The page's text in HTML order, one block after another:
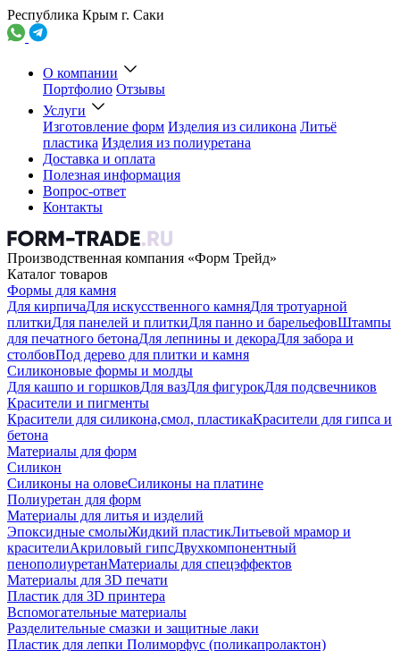
Республика Крым г. Саки
О компании
Портфолио Отзывы
Услуги
Изготовление форм Изделия из силикона Литьё
пластика Изделия из полиуретана
Доставка и оплата
Полезная информация
Вопрос-ответ
Контакты
Производственная компания «Форм Трейд»
Каталог товаров
Формы для камня
Для кирпичаДля искусственного камняДля тротуарной
плиткиДля панелей и плиткиДля панно и барельефовШтампы
для печатного бетонаДля лепнины и декораДля забора и
столбовПод дерево для плитки и камня
Силиконовые формы и молды
Для кашпо и горшковДля вазДля фигурокДля подсвечников
Красители и пигменты
Красители для силикона,смол, пластикаКрасители для гипса и
бетона
Материалы для форм
Силикон
Силиконы на оловеСиликоны на платине
Полиуретан для форм
Материалы для литья и изделий
Эпоксидные смолыЖидкий пластикЛитьевой мрамор и
красителиАкриловый гипсДвухкомпонентный
пенополиуретанМатериалы для спецэффектов
Материалы для 3D печати
Пластик для 3D принтера
Вспомогательные материалы
Разделительные смазки и защитные лаки
Пластик для лепки Полиморфус (поликапролактон)